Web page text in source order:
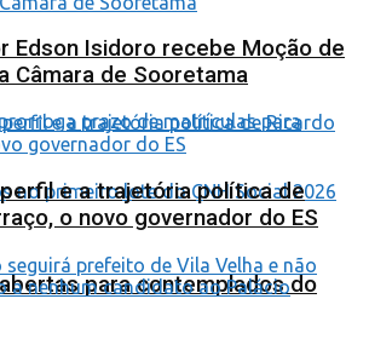
para contemplados do
Edson Isidoro recebe Moção de
Câmara de Sooretama
e a trajetória política de
o novo governador do ES